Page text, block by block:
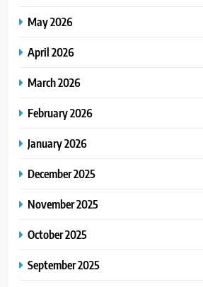
May 2026
April 2026
March 2026
February 2026
January 2026
December 2025
November 2025
October 2025
September 2025